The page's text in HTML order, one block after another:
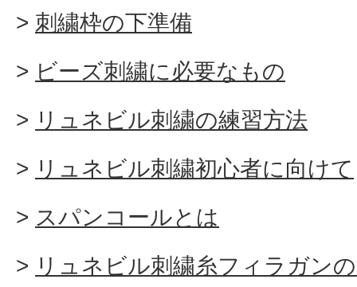
刺繍枠の下準備
ビーズ刺繍に必要なもの
リュネビル刺繍の練習方法
リュネビル刺繍初心者に向けて
スパンコールとは
リュネビル刺繍糸フィラガン